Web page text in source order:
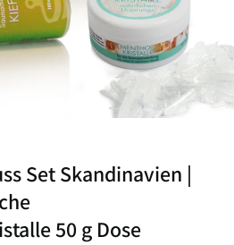
Set Skandinavien |
50 g Dose